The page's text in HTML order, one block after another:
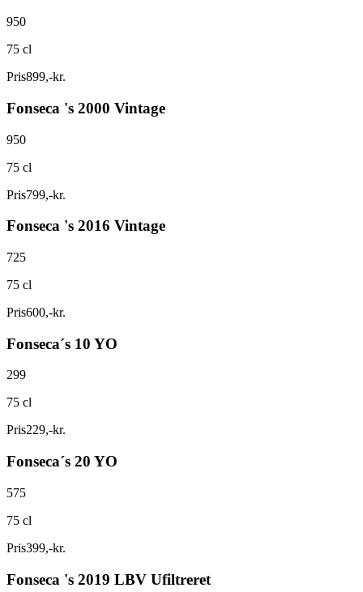
950
75 cl
Pris899,-kr.
Fonseca 's 2000 Vintage
950
75 cl
Pris799,-kr.
Fonseca 's 2016 Vintage
725
75 cl
Pris600,-kr.
Fonseca´s 10 YO
299
75 cl
Pris229,-kr.
Fonseca´s 20 YO
575
75 cl
Pris399,-kr.
Fonseca 's 2019 LBV Ufiltreret